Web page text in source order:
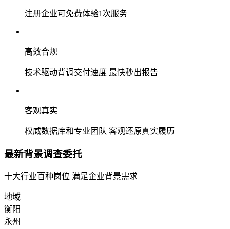
注册企业可免费体验1次服务
高效合规
技术驱动背调交付速度 最快秒出报告
客观真实
权威数据库和专业团队 客观还原真实履历
最新背景调查委托
十大行业百种岗位 满足企业背景需求
地域
衡阳
永州